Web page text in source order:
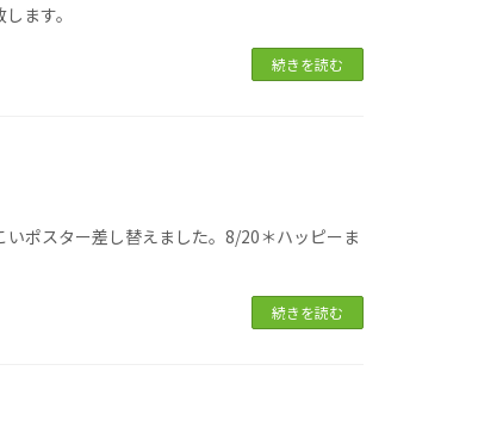
ます。
続きを読む
ポスター差し替えました。8/20＊ハッピーま
続きを読む